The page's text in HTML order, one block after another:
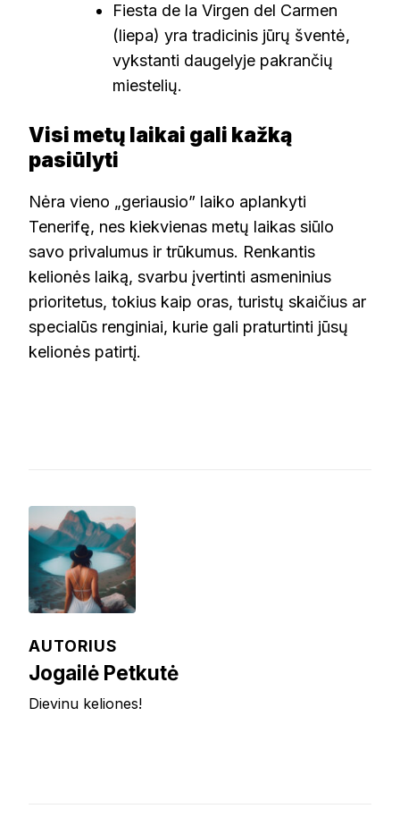
Fiesta de la Virgen del Carmen
(liepa) yra tradicinis jūrų šventė,
vykstanti daugelyje pakrančių
miestelių.
Visi metų laikai gali kažką
pasiūlyti
Nėra vieno „geriausio” laiko aplankyti
Tenerifę, nes kiekvienas metų laikas siūlo
savo privalumus ir trūkumus. Renkantis
kelionės laiką, svarbu įvertinti asmeninius
prioritetus, tokius kaip oras, turistų skaičius ar
specialūs renginiai, kurie gali praturtinti jūsų
kelionės patirtį.
AUTORIUS
Jogailė Petkutė
Dievinu keliones!